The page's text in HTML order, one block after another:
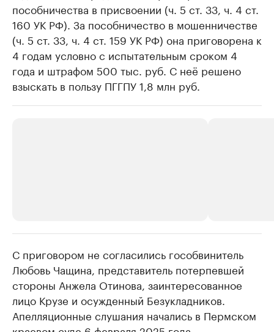
пособничества в присвоении (ч. 5 ст. 33, ч. 4 ст.
160 УК РФ). За пособничество в мошенничестве
(ч. 5 ст. 33, ч. 4 ст. 159 УК РФ) она приговорена к
4 годам условно с испытательным сроком 4
года и штрафом 500 тыс. руб. С неё решено
взыскать в пользу ПГГПУ 1,8 млн руб.
Крупнейшие производители и
продавцы медийной продукции
Ознакомьтесь с информацией в каталоге
Страховые
Посмотрите в
С приговором не согласились гособвинитель
Любовь Чащина, представитель потерпевшей
стороны Анжела Отинова, заинтересованное
лицо Крузе и осужденный Безукладников.
Апелляционные слушания начались в Пермском